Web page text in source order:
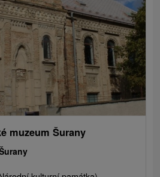
muzeum Šurany